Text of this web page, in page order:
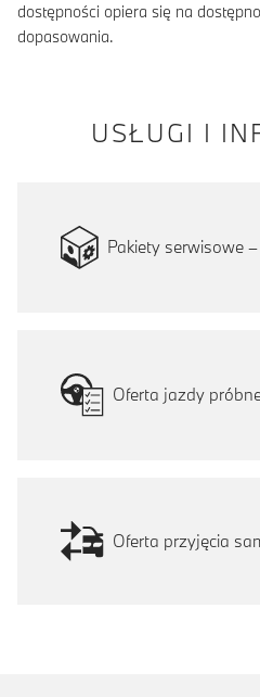
dostępności opiera się na
dopasowania.
USŁUGI I
Pakiety serwisowe
Oferta jazdy
Oferta przyjęcia